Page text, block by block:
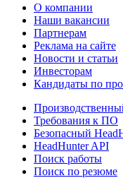
О компании
Наши вакансии
Партнерам
Реклама на сайте
Новости и статьи
Инвесторам
Кандидаты по
Требования к ПО
Безопасный
HeadHunter API
Поиск работы
Поиск по резюме